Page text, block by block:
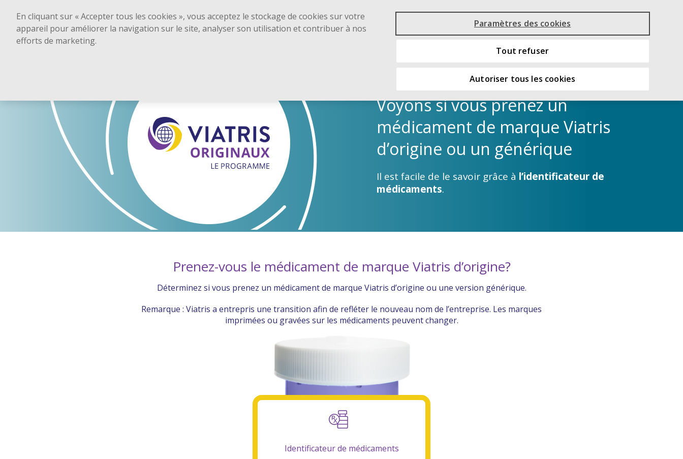
content
IDENTIFICATEUR
ASSISTANCE
FOIRE
Voyons si vous prenez un
médicament de marque Viatris
d’origine ou un générique
Il est facile de le savoir grâce à l’identificateur de
médicaments.
Prenez-vous le médicament de marque Viatris d’origine?
Déterminez si vous prenez un médicament de marque Viatris d’origine ou une version générique.
Remarque : Viatris a entrepris une transition afin de refléter le nouveau nom de l’entreprise. Les marques
imprimées ou gravées sur les médicaments peuvent changer.
Identificateur de médicaments
En cliquant sur « Accepter tous les cookies », vous acceptez le stockage de cookies sur votre
appareil pour améliorer la navigation sur le site, analyser son utilisation et contribuer à nos
efforts de marketing.
Paramètres des cookies
Tout refuser
Autoriser tous les cookies